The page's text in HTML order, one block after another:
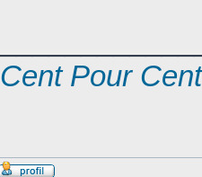
Cent Pour Cent